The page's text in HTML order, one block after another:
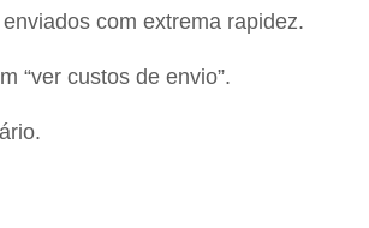
com extrema rapidez.
“ver custos de envio”.